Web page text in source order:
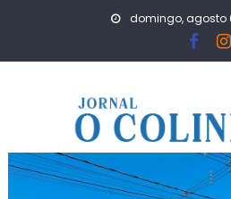
domingo, agosto